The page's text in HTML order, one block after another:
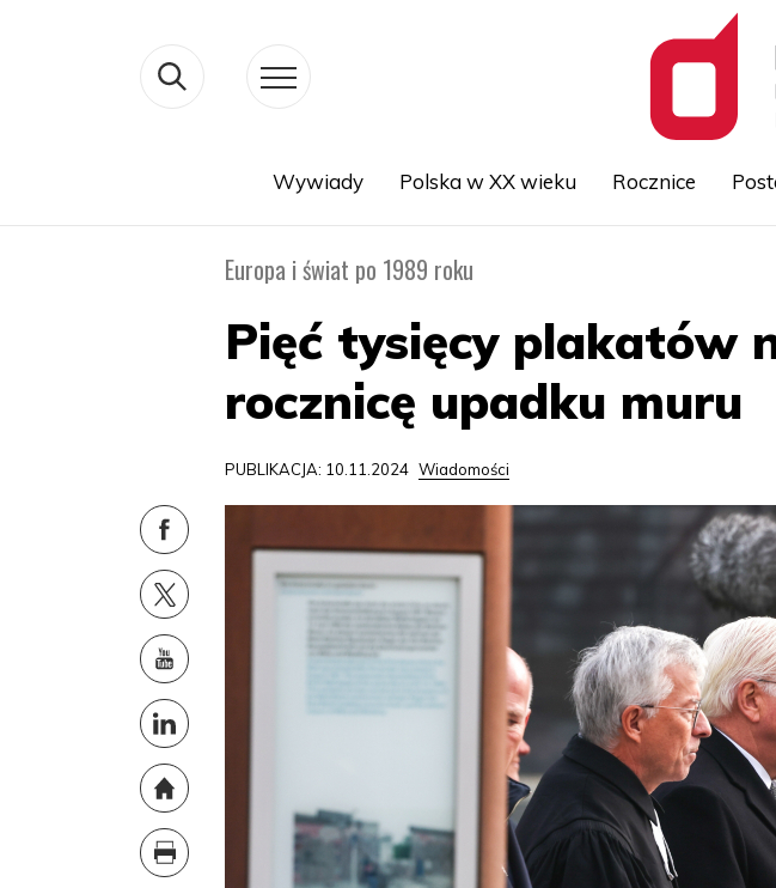
Wywiady Polska w XX wieku Rocznice
Europa i świat po 1989 roku
Pięć tysięcy plakatów
rocznicę upadku muru
PUBLIKACJA: 10.11.2024 Wiadomości